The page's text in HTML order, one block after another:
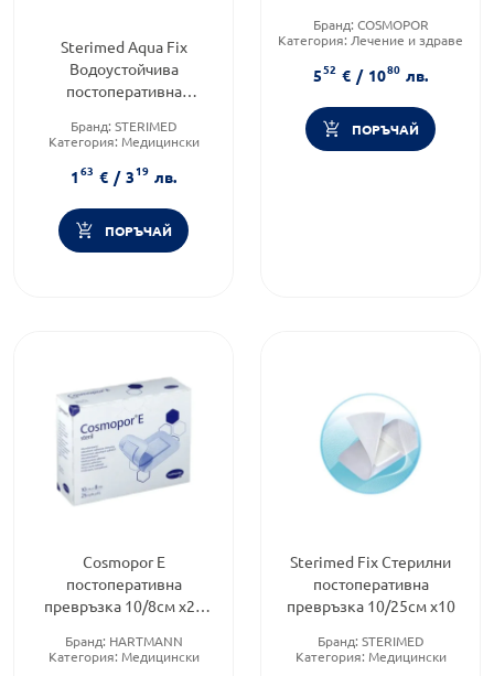
Sterimed Aqua Fix
Водоустойчива
постоперативна
Бранд: STERIMED
Категория: Медицински
Форма на продукта:лепенки
163 € / 319 лв.
ПОРЪЧАЙ
900870
Бранд: COSMOPOR
Категория: Лечение и здраве
552 € / 1080 лв.
ПОРЪЧАЙ
Cosmopor Е
постоперативна
превръзка 10/8см х25
Бранд: HARTMANN
Категория: Медицински
Sterimed Fix Стерилни
постоперативна
превръзка 10/25см х10
Бранд: STERIMED
Категория: Медицински